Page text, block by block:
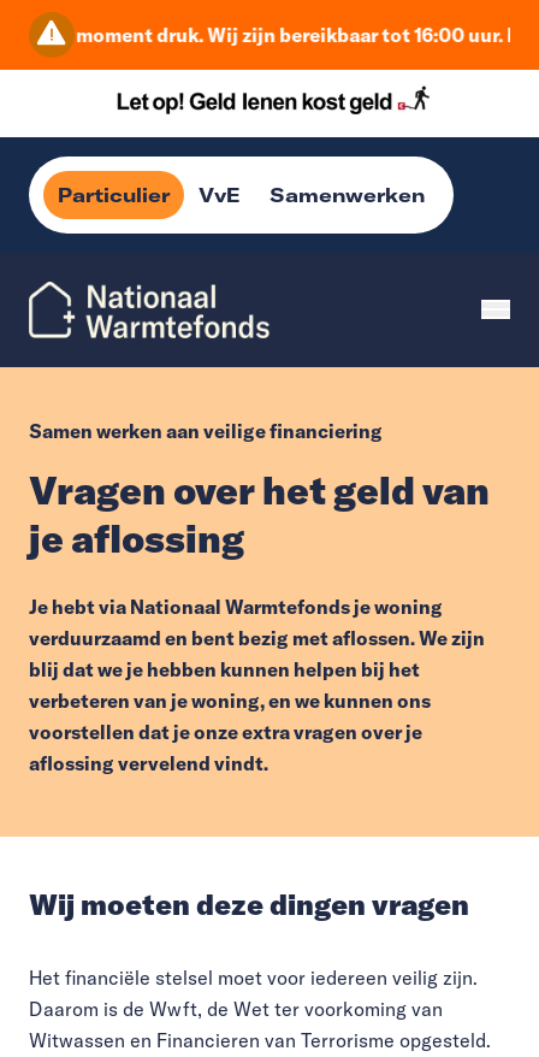
op dit moment druk. Wij zijn bereikbaar tot 16:00 uur.
Particulier VvE Samenwerken
Samen werken aan veilige financiering
Vragen over het geld van
je aflossing
Je hebt via Nationaal Warmtefonds je woning
verduurzaamd en bent bezig met aflossen. We zijn
blij dat we je hebben kunnen helpen bij het
verbeteren van je woning, en we kunnen ons
voorstellen dat je onze extra vragen over je
aflossing vervelend vindt.
Wij moeten deze dingen vragen
Het financiële stelsel moet voor iedereen veilig zijn.
Daarom is de Wwft, de Wet ter voorkoming van
Witwassen en Financieren van Terrorisme opgesteld.